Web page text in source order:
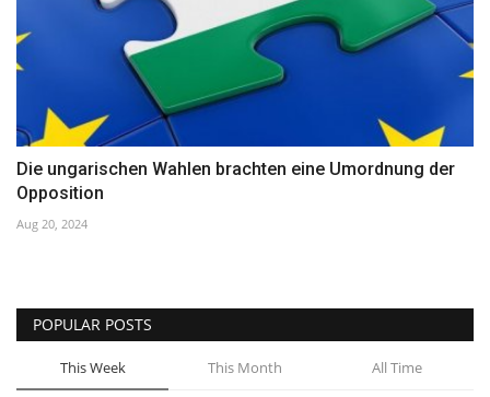
Die ungarischen Wahlen brachten eine Umordnung der
Opposition
Aug 20, 2024
POPULAR POSTS
This Week This Month All Time